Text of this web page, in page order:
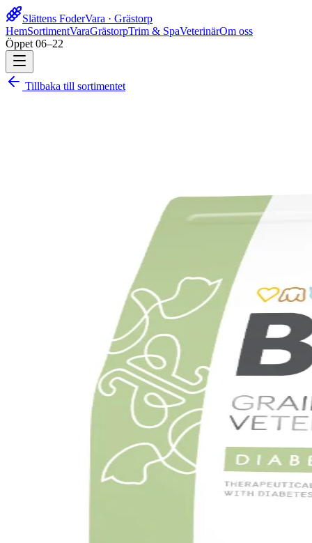
Slättens FoderVara · Grästorp
HemSortimentVaraGrästorpTrim & SpaVeterinärOm oss
Öppet 06–22
Tillbaka till sortimentet